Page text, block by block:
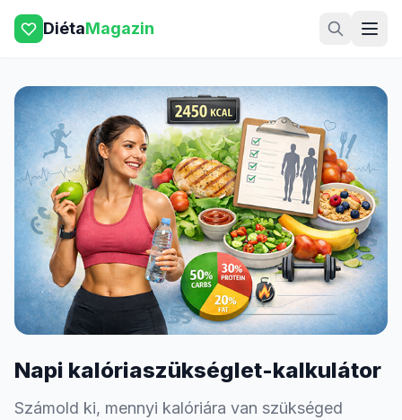
DiétaMagazin
Napi kalóriaszükséglet-kalkulátor
Számold ki, mennyi kalóriára van szükséged